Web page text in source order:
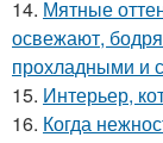
14. Мятные
освежают,
прохладными и
15. Интерьер,
16. Когда